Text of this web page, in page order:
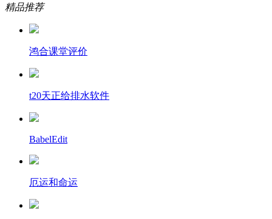
精品推荐
鸿合课堂评价
t20天正给排水软件
BabelEdit
厄运和命运